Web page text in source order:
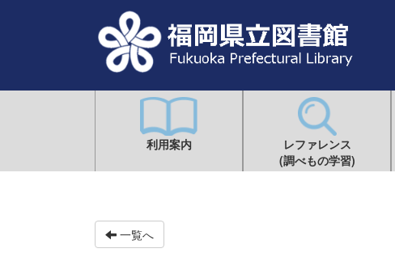
利用案内
レファレンス
(調べもの学習)
一覧へ